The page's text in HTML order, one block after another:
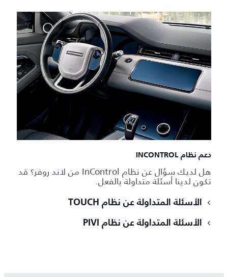
دعم نظام INCONTROL
هل لديك سؤال عن نظام InControl من لاند روفر؟ قد
تكون لدينا أسئلة متداولة بالفعل.
الأسئلة المتداولة عن نظام TOUCH
الأسئلة المتداولة عن نظام PIVI